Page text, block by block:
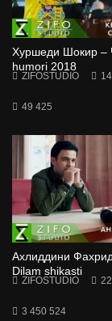
Хуршеди Шокир –
humori 2018
ZIFOSTUDIO
49 425
Ахлиддини
Dilam shikasti
ZIFOSTUDIO
3 450 524